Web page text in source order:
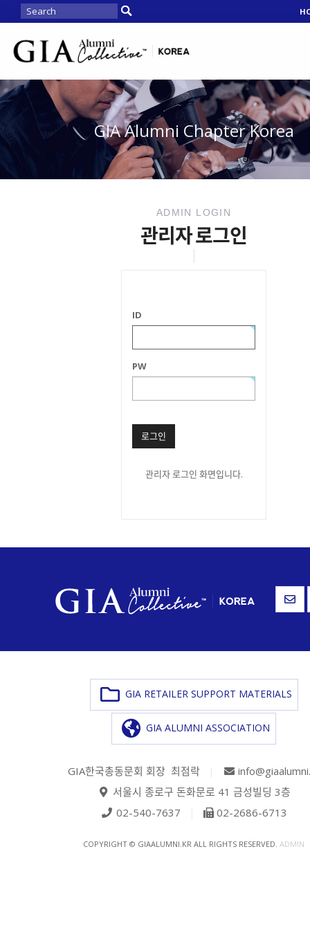
GIA Alumni Chapter Korea
ADMIN LOGIN
관리자 로그인
ID
PW
로그인
관리자 로그인 화면입니다.
GIA RETAILER SUPPORT MATERIALS
GIA ALUMNI ASSOCIATION
GIA한국총동문회 회장 최점락
서울시 종로구 돈화문로 41 금성빌딩 3층
02-540-7637
02-2686-6713
COPYRIGHT © GIAALUMNI.KR ALL RIGHTS RESERVED. ADMIN